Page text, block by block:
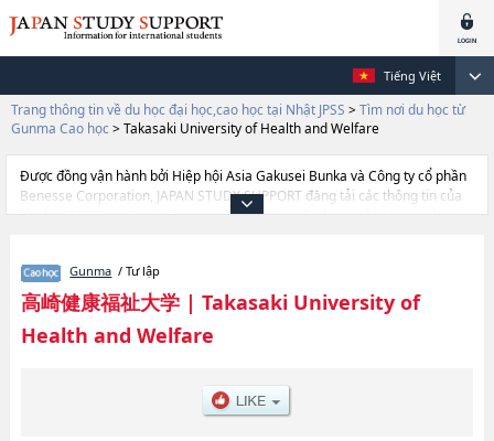
Tiếng Việt
Trang thông tin về du học đại học,cao học tại Nhật JPSS > Tìm nơi du học từ
Gunma Cao học > Takasaki University of Health and Welfare
Được đồng vận hành bởi Hiệp hội Asia Gakusei Bunka và Công ty cổ phần
Benesse Corporation, JAPAN STUDY SUPPORT đăng tải các thông tin của
khoảng 1.300 trường đại học, cao học, trường đại học ngắn hạn, trường
Welfare, và thông tin cần thiết dành cho du học sinh, như là về các
Graduate School of Health and WelfarehoặcGraduate school of
Pharmaceutical ScienceshoặcGraduate School of Health
CarehoặcGraduate school of Agriculture, thông tin về từng khoa nghiên
Gunma / Tư lập
高崎健康福祉大学| Takasaki University of
Health and Welfare